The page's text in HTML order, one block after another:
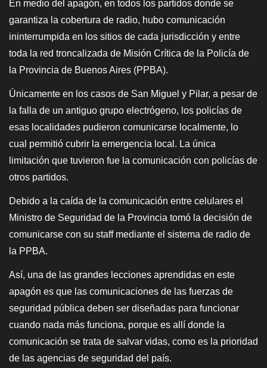
En medio del apagón, en todos los partidos donde se
garantiza la cobertura de radio, hubo comunicación
ininterrumpida en los sitios de cada jurisdicción y entre
toda la red troncalizada de Misión Crítica de la Policía de
la Provincia de Buenos Aires (PPBA).
Únicamente en los casos de San Miguel y Pilar, a pesar de
la falla de un antiguo grupo electrógeno, los policías de
esas localidades pudieron comunicarse localmente, lo
cual permitió cubrir la emergencia local. La única
limitación que tuvieron fue la comunicación con policías de
otros partidos.
Debido a la caída de la comunicación entre celulares el
Ministro de Seguridad de la Provincia tomó la decisión de
comunicarse con su staff mediante el sistema de radio de
la PPBA.
Así, una de las grandes lecciones aprendidas en este
apagón es que las comunicaciones de las fuerzas de
seguridad pública deben ser diseñadas para funcionar
cuando nada más funciona, porque es allí donde la
comunicación se trata de salvar vidas, como es la prioridad
de las agencias de seguridad del país.